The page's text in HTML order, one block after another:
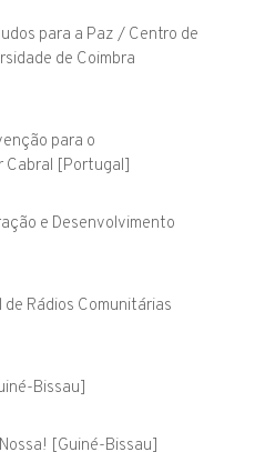
para a Paz / Centro de
de Coimbra
para o
Cabral [Portugal]
e Desenvolvimento
de Rádios Comunitárias
Bissau]
[Guiné-Bissau]